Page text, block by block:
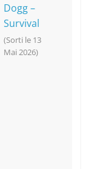
Dogg –
Survival
(Sorti le 13
Mai 2026)